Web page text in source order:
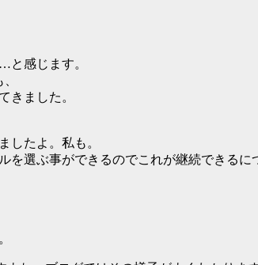
と感じます。
きました。
したよ。私も。
選ぶ事ができるのでこれが継続できるに